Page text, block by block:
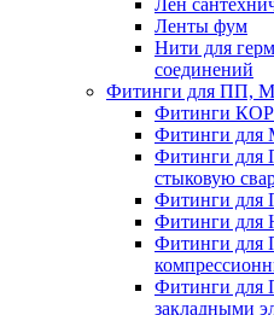
Лен
Ленты фум
Нити для
соединений
Фитинги для ПП,
Фитинги
Фитинги для
Фитинги для
стыковую
Фитинги для
Фитинги для
Фитинги для
Фитинги для
закладными